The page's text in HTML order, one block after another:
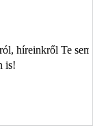
híreinkről Te
is!